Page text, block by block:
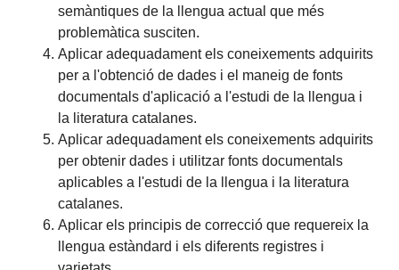
semàntiques de la llengua actual que més
problemàtica susciten.
Aplicar adequadament els coneixements adquirits
per a l'obtenció de dades i el maneig de fonts
documentals d'aplicació a l'estudi de la llengua i
la literatura catalanes.
Aplicar adequadament els coneixements adquirits
per obtenir dades i utilitzar fonts documentals
aplicables a l'estudi de la llengua i la literatura
catalanes.
Aplicar els principis de correcció que requereix la
llengua estàndard i els diferents registres i